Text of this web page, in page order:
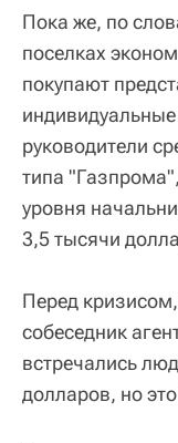
Пока же, по
поселках
покупают
руководители
типа
уровня
3,5 тысячи
Перед
собеседник
встречались
долларов, но